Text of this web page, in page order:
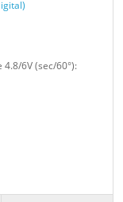
6V (sec/60°):